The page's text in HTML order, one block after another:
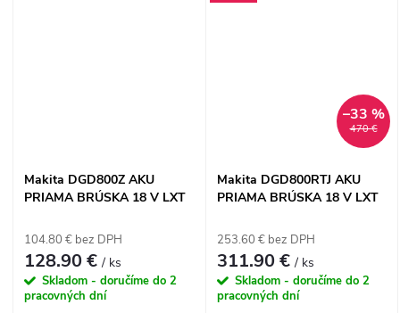
Makita DGD800Z AKU
PRIAMA BRÚSKA 18 V LXT
104.80 € bez DPH
128.90 €/ ks
Skladom - doručíme do 2
pracovných dní
470 €
–33 %
Makita DGD800RTJ AKU
PRIAMA BRÚSKA 18 V LXT
253.60 € bez DPH
311.90 €/ ks
Skladom - doručíme do 2
pracovných dní